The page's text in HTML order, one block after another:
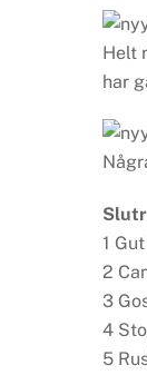
Helt
har
1
2
3
4
5